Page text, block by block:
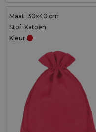
Maat: 30x40 cm
Stof: Katoen
Kleur: